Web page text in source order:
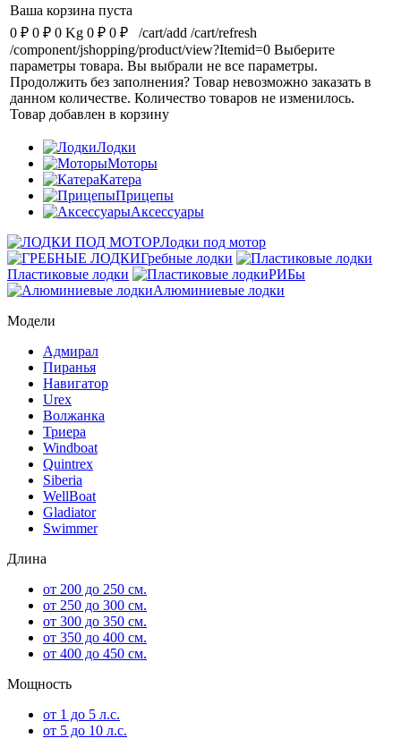
Ваша корзина пуста
0 ₽ 0 ₽ 0 Kg 0 ₽ 0 ₽ /cart/add /cart/refresh
/component/jshopping/product/view?Itemid=0 Выберите
параметры товара. Вы выбрали не все параметры.
Продолжить без заполнения? Товар невозможно заказать в
данном количестве. Количество товаров не изменилось.
Товар добавлен в корзину
Лодки
Моторы
Катера
Прицепы
Аксессуары
Лодки под мотор
Гребные лодки
Пластиковые лодки
РИБы
Алюминиевые лодки
Модели
Адмирал
Пиранья
Навигатор
Urex
Волжанка
Триера
Windboat
Quintrex
Siberia
WellBoat
Gladiator
Swimmer
Длина
от 200 до 250 см.
от 250 до 300 см.
от 300 до 350 см.
от 350 до 400 см.
от 400 до 450 см.
Мощность
от 1 до 5 л.с.
от 5 до 10 л.с.